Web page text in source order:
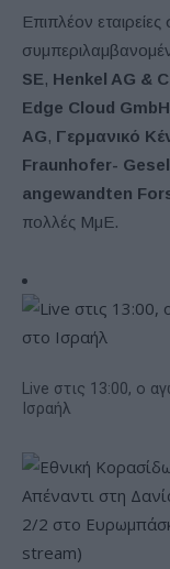
Επιπλέον
SE, Henkel AG &
Edge Cloud
AG, Γερμανικό
Fraunhofer-
angewandten
πολλές ΜμΕ.
Live στις 13:00, ο
Ισραήλ